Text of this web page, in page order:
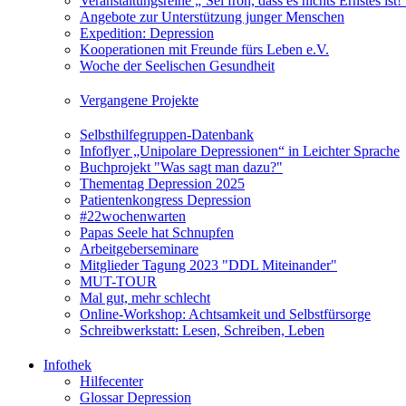
Angebote zur Unterstützung junger Menschen
Expedition: Depression
Kooperationen mit Freunde fürs Leben e.V.
Woche der Seelischen Gesundheit
Vergangene Projekte
Selbsthilfegruppen-Datenbank
Infoflyer „Unipolare Depressionen“ in Leichter Sprache
Buchprojekt "Was sagt man dazu?"
Thementag Depression 2025
Patientenkongress Depression
#22wochenwarten
Papas Seele hat Schnupfen
Arbeitgeberseminare
Mitglieder Tagung 2023 "DDL Miteinander"
MUT-TOUR
Mal gut, mehr schlecht
Online-Workshop: Achtsamkeit und Selbstfürsorge
Schreibwerkstatt: Lesen, Schreiben, Leben
Infothek
Hilfecenter
Glossar Depression